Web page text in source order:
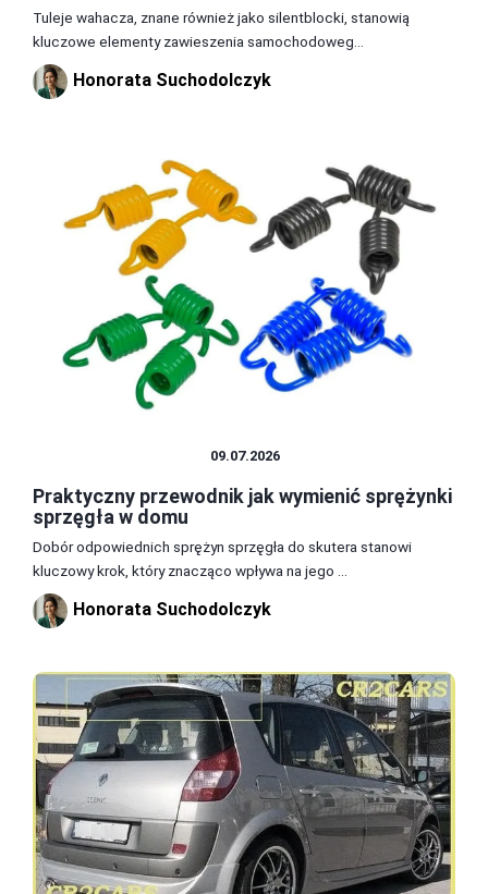
Tuleje wahacza, znane również jako silentblocki, stanowią
kluczowe elementy zawieszenia samochodoweg...
Honorata Suchodolczyk
09.07.2026
Praktyczny przewodnik jak wymienić sprężynki
sprzęgła w domu
Dobór odpowiednich sprężyn sprzęgła do skutera stanowi
kluczowy krok, który znacząco wpływa na jego ...
Honorata Suchodolczyk